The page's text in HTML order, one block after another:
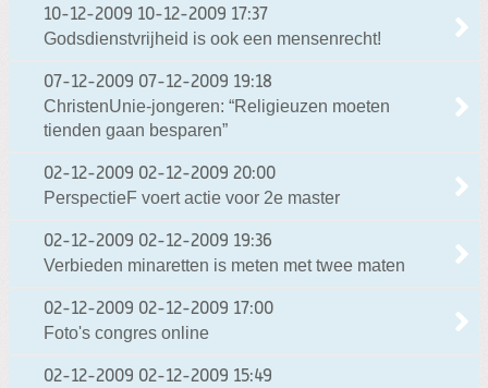
10-12-2009 10-12-2009 17:37
Godsdienstvrijheid is ook een mensenrecht!
07-12-2009 07-12-2009 19:18
ChristenUnie-jongeren: “Religieuzen moeten
tienden gaan besparen”
02-12-2009 02-12-2009 20:00
PerspectieF voert actie voor 2e master
02-12-2009 02-12-2009 19:36
Verbieden minaretten is meten met twee maten
02-12-2009 02-12-2009 17:00
Foto's congres online
02-12-2009 02-12-2009 15:49